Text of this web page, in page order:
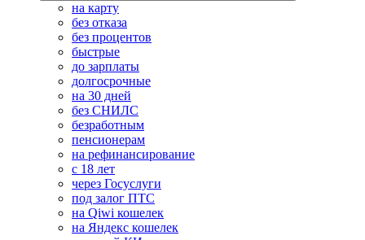
на карту
без отказа
без процентов
быстрые
до зарплаты
долгосрочные
на 30 дней
без СНИЛС
безработным
пенсионерам
на рефинансирование
с 18 лет
через Госуслуги
под залог ПТС
на Qiwi кошелек
на Яндекс кошелек